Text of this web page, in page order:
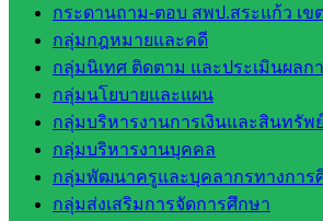
กระดานถาม-ตอบ สพป.สระแก้ว เข
กลุ่มกฎหมายและคดี
กลุ่มนิเทศ ติดตาม และประเมินผลก
กลุ่มนโยบายและแผน
กลุ่มบริหารงานการเงินและสินทรัพย์
กลุ่มบริหารงานบุคคล
กลุ่มพัฒนาครูและบุคลากรทางการ
กลุ่มส่งเสริมการจัดการศึกษา
วิทยาลัย
เทคนิค
สระแก้ว
วิทยาลัย
เทคนิค
วังน้ำเย็น
กศน.สระแก้ว